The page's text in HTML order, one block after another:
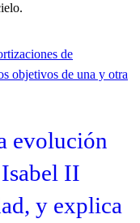
de
objetivos de una y otra
evolución
II
y explica